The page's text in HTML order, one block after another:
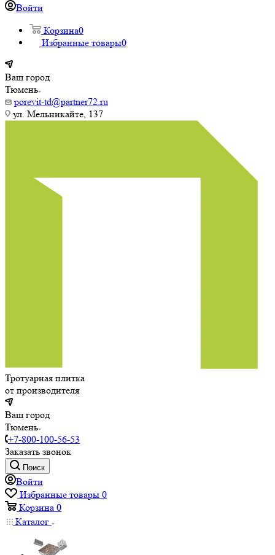
Войти
Корзина0
Избранные товары0
Ваш город
Тюмень
porevit-td@partner72.ru
ул. Мельникайте, 137
Тротуарная плитка
от производителя
Ваш город
Тюмень
+7-800-100-56-53
Заказать звонок
Поиск
Войти
Избранные товары 0
Корзина 0
Каталог